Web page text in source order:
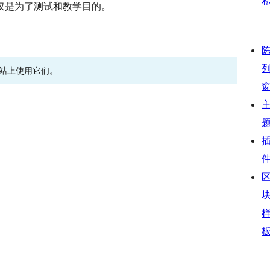
为了测试和教学目的。
上使用它们。